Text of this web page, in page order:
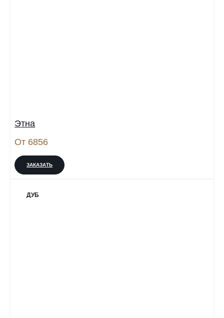
Этна
От 6856
ЗАКАЗАТЬ
ДУБ